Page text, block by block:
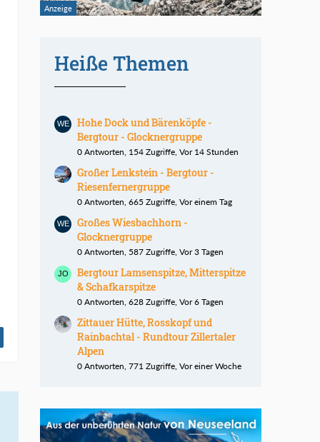
Heiße Themen
Hohe Dock und Bärenköpfe -
Bergtour - Glocknergruppe
0 Antworten, 154 Zugriffe, Vor 14 Stunden
Großer Lenkstein - Bergtour -
Riesenfernergruppe
0 Antworten, 665 Zugriffe, Vor einem Tag
Großes Wiesbachhorn -
Glocknergruppe
0 Antworten, 587 Zugriffe, Vor 3 Tagen
Bergtour Lamsenspitze, Mitterspitze
& Schafkarspitze
0 Antworten, 628 Zugriffe, Vor 6 Tagen
Zittauer Hütte, Rosskopf und
Rainbachtal - Rundtour Zillertaler
Alpen
0 Antworten, 771 Zugriffe, Vor einer Woche